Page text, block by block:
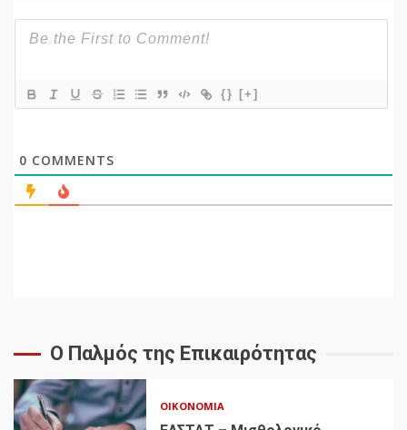
{} [+]
0 COMMENTS
Ο Παλμός της Επικαιρότητας
ΟΙΚΟΝΟΜΊΑ